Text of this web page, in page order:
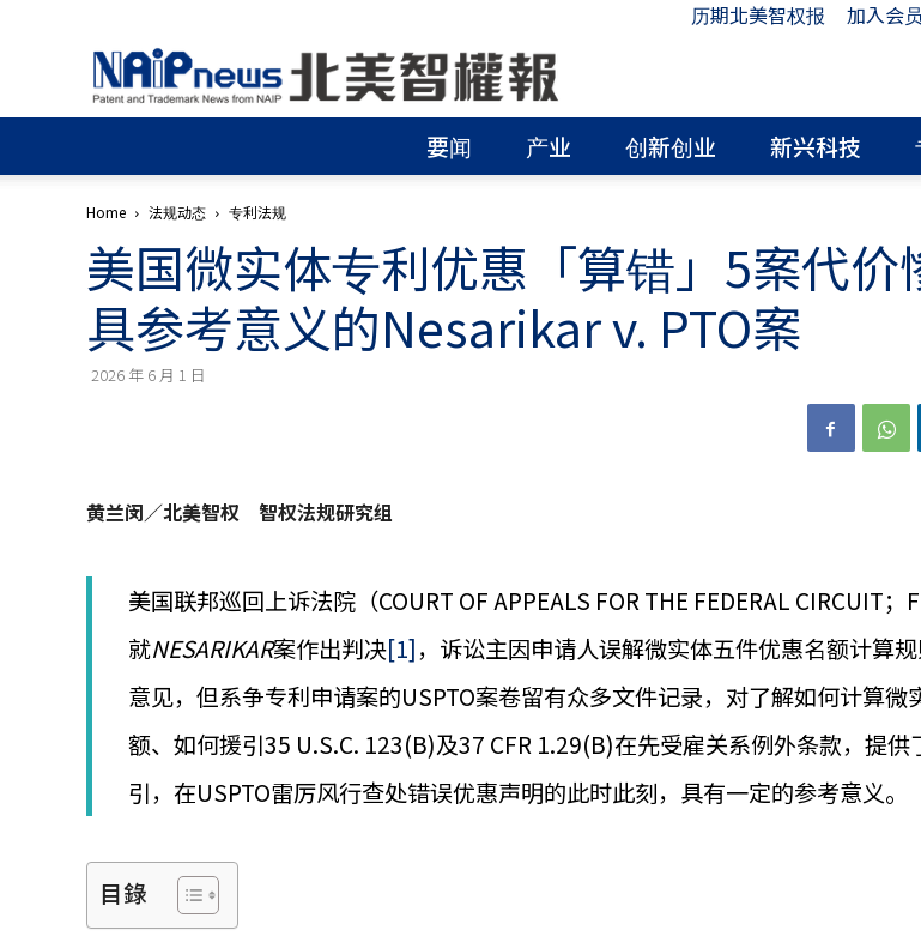
历期北美智权报 加入会
北
美
智
權
│
請
商
標
分
析
財
顧
│
利
局
要闻 产业 创新创业 新兴科技
Home 法规动态 专利法规
美国微实体专利优惠「算错」5案代价
具参考意义的Nesarikar v. PTO案
2026 年 6 月 1 日
黄兰闵／北美智权 智权法规研究组
美国联邦巡回上诉法院（COURT OF APPEALS FOR THE FEDERAL CIRCUIT；
就NESARIKAR案作出判决[1]，诉讼主因申请人误解微实体五件优惠名额计算
意见，但系争专利申请案的USPTO案卷留有众多文件记录，对了解如何计算微
额、如何援引35 U.S.C. 123(B)及37 CFR 1.29(B)在先受雇关系例外条款，提供
引，在USPTO雷厉风行查处错误优惠声明的此时此刻，具有一定的参考意义。
目錄